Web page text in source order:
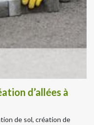
d’allées à
de sol, création de